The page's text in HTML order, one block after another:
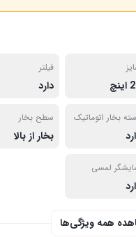
فیلتر
دارد
بخار اتوماتیک سطح بخار
بخار از بالا
لمسی
همه ویژگی‌ها